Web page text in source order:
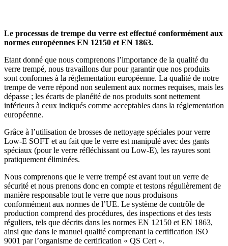
Le processus de trempe du verre est effectué conformément aux
normes européennes EN 12150 et EN 1863.
Etant donné que nous comprenons l’importance de la qualité du
verre trempé, nous travaillons dur pour garantir que nos produits
sont conformes à la réglementation européenne. La qualité de notre
trempe de verre répond non seulement aux normes requises, mais les
dépasse ; les écarts de planéité de nos produits sont nettement
inférieurs à ceux indiqués comme acceptables dans la réglementation
européenne.
Grâce à l’utilisation de brosses de nettoyage spéciales pour verre
Low-E SOFT et au fait que le verre est manipulé avec des gants
spéciaux (pour le verre réfléchissant ou Low-E), les rayures sont
pratiquement éliminées.
Nous comprenons que le verre trempé est avant tout un verre de
sécurité et nous prenons donc en compte et testons régulièrement de
manière responsable tout le verre que nous produisons
conformément aux normes de l’UE. Le système de contrôle de
production comprend des procédures, des inspections et des tests
réguliers, tels que décrits dans les normes EN 12150 et EN 1863,
ainsi que dans le manuel qualité comprenant la certification ISO
9001 par l’organisme de certification « QS Cert ».